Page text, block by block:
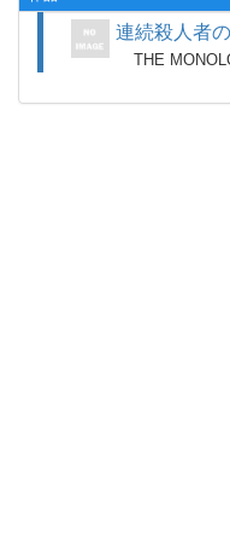
連続殺人者
THE